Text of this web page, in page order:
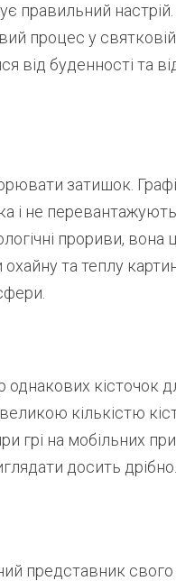
правильний настрій.
процес у
від буденності та
затишок.
і не
прориви, вона
та теплу
кісточок
кількістю
грі на мобільних
досить
представник свого